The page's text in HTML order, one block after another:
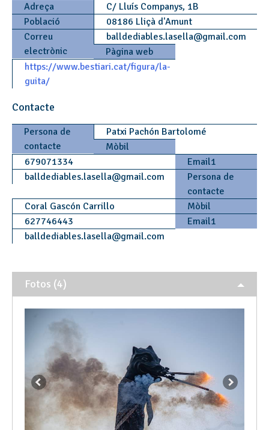
Adreça
C/ Lluís Companys, 1B
Població
08186 Lliçà d'Amunt
Correu
electrònic
balldediables.lasella@gmail.com
Pàgina web
https://www.bestiari.cat/figura/la-
guita/
Contacte
Persona de
contacte
Patxi Pachón Bartolomé
Mòbil
679071334
Email1
balldediables.lasella@gmail.com
Persona de
contacte
Coral Gascón Carrillo
Mòbil
627746443
Email1
balldediables.lasella@gmail.com
Fotos (4)